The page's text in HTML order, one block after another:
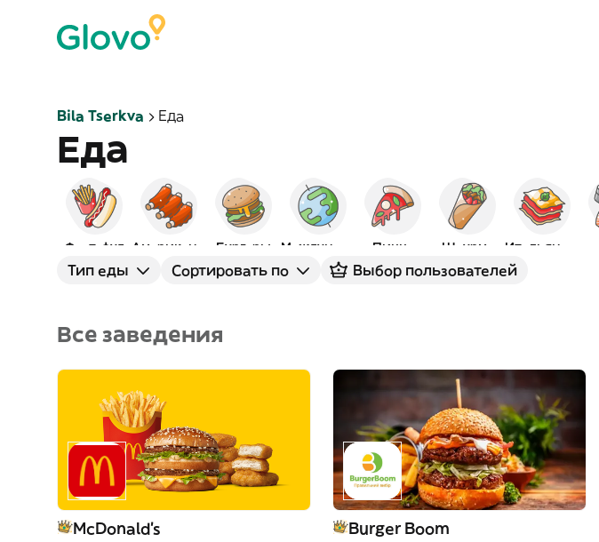
Bila Tserkva Еда
Еда
Фаст-фуд Бургеры Пицца Шаурма
Тип еды Сортировать по Выбор пользователей
Все заведения
McDonald's Burger Boom